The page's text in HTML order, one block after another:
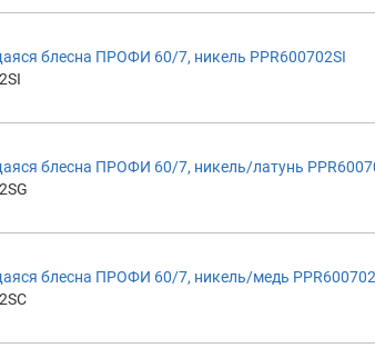
блесна ПРОФИ 60/7, никель PPR600702SI
блесна ПРОФИ 60/7, никель/латунь
блесна ПРОФИ 60/7, никель/медь